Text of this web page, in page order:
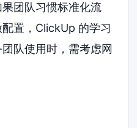
团队习惯标准化流
置，ClickUp 的学习
队使用时，需考虑网